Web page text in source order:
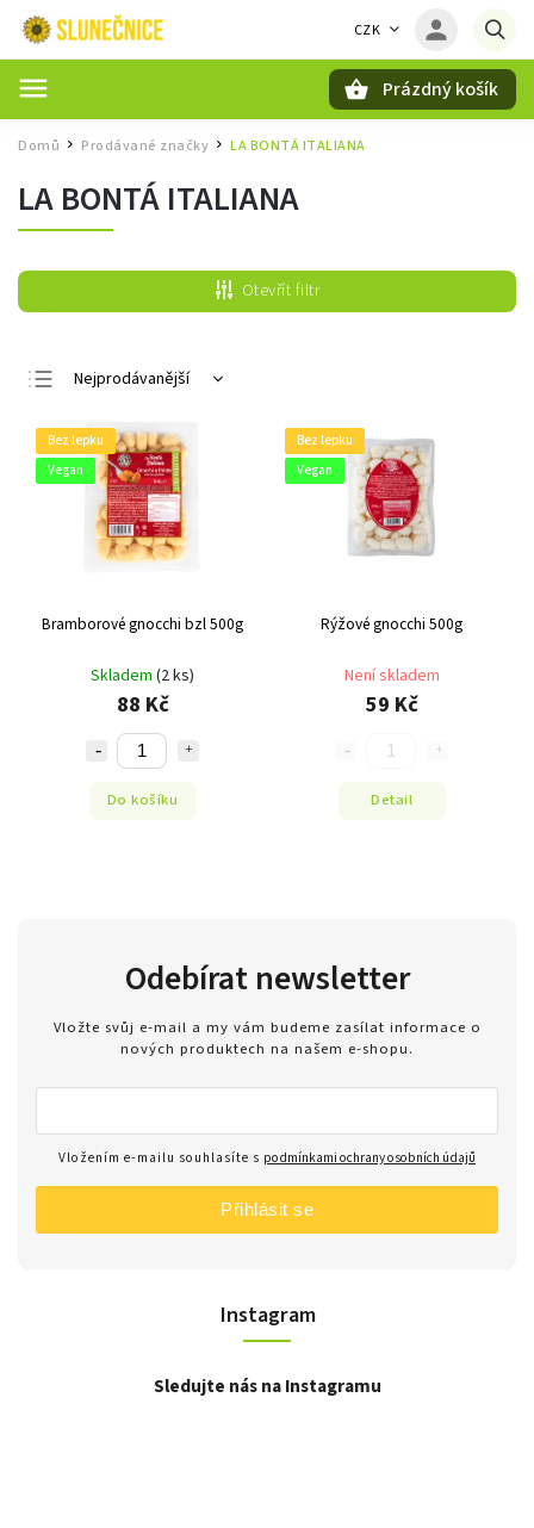
CZK
Prázdný košík
Domů / Prodávané značky / LA BONTÁ ITALIANA
LA BONTÁ ITALIANA
Otevřít filtr
Nejprodávanější
Nejdražší
Abecedně
Bez lepku
Vegan
Bramborové gnocchi bzl 500g
Skladem (2 ks)
88 Kč
Do košíku
Bez lepku
Vegan
Rýžové gnocchi 500g
Není skladem
59 Kč
Detail
Instagram
Sledujte nás na Instagramu
Odebírat newsletter
Vložte svůj e-mail a my vám budeme zasílat informace o
nových produktech na našem e-shopu.
Vložením e-mailu souhlasíte s podmínkami ochrany osobních údajů
Přihlásit se